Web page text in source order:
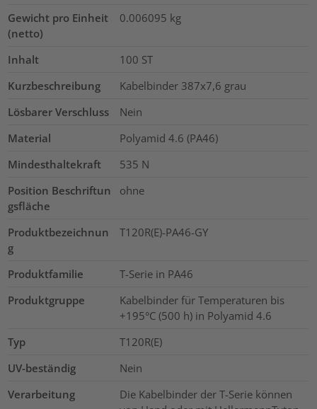
Gewicht pro Einheit
(netto)
0.006095 kg
Inhalt 100 ST
Kurzbeschreibung
Kabelbinder 387x7,6 grau
Lösbarer Verschluss
Nein
Material
Polyamid 4.6 (PA46)
Mindesthaltekraft
535 N
Position Beschriftun
gsfläche
ohne
Produktbezeichnun
g
T120R(E)-PA46-GY
Produktfamilie
T-Serie in PA46
Produktgruppe
Kabelbinder für Temperaturen bis
+195°C (500 h) in Polyamid 4.6
Typ
T120R(E)
UV-beständig
Nein
Verarbeitung
Die Kabelbinder der T-Serie können